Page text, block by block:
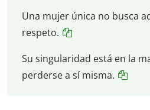
Una mujer única no busca
respeto.
Su singularidad está en la
perderse a sí misma.